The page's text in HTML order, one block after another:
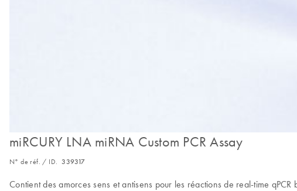
miRCURY LNA miRNA Custom PCR Assay
N° de réf. / ID.339317
Contient des amorces sens et antisens pour les réactions de real-time